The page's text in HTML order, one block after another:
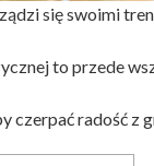
się swoimi
to przede
czerpać radość z